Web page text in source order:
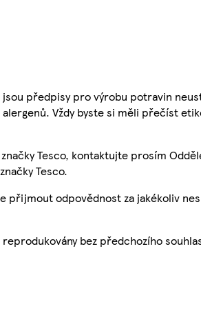
předpisy pro výrobu potravin
Vždy byste si měli přečíst
Tesco, kontaktujte prosím
Tesco.
přijmout odpovědnost za jakékoliv
bez předchozího